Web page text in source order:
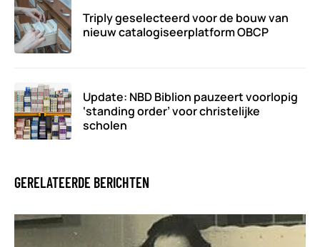
Triply geselecteerd voor de bouw van
nieuw catalogiseerplatform OBCP
Update: NBD Biblion pauzeert voorlopig
‘standing order’ voor christelijke
scholen
GERELATEERDE BERICHTEN